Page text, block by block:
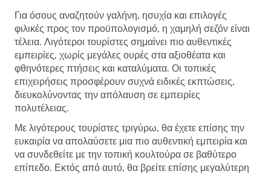
Για όσους αναζητούν γαλήνη, ησυχία και επιλογές
φιλικές προς τον προϋπολογισμό, η χαμηλή σεζόν είναι
τέλεια. Λιγότεροι τουρίστες σημαίνει πιο αυθεντικές
εμπειρίες, χωρίς μεγάλες ουρές στα αξιοθέατα και
φθηνότερες πτήσεις και καταλύματα. Οι τοπικές
επιχειρήσεις προσφέρουν συχνά ειδικές εκπτώσεις,
διευκολύνοντας την απόλαυση σε εμπειρίες
πολυτέλειας.
Με λιγότερους τουρίστες τριγύρω, θα έχετε επίσης την
ευκαιρία να απολαύσετε μια πιο αυθεντική εμπειρία και
να συνδεθείτε με την τοπική κουλτούρα σε βαθύτερο
επίπεδο. Εκτός από αυτό, θα βρείτε επίσης μεγαλύτερη